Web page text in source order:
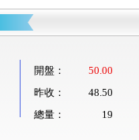
開盤： 50.00
昨收：
48.50
總量：
19